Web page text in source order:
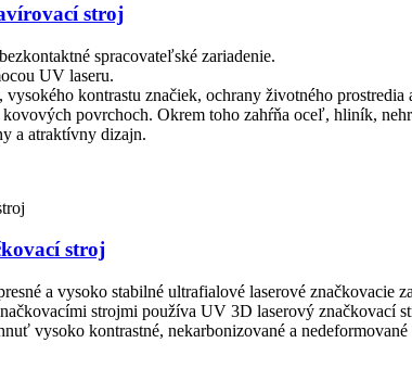
stroj
spracovateľské zariadenie.
UV laseru.
kontrastu značiek, ochrany životného prostredia
povrchoch. Okrem toho zahŕňa oceľ, hliník,
a atraktívny dizajn.
stroj
a vysoko stabilné ultrafialové laserové značkovacie
strojmi používa UV 3D laserový značkovací
vysoko kontrastné, nekarbonizované a